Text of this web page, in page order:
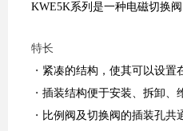
KWE5K系列是一种电磁切换
特长
・ 紧凑的结构，使其可以设置
・ 插装结构便于安装、拆卸、
・ 比例阀及切换阀的插装孔共